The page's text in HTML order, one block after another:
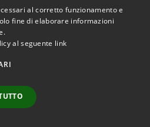
al corretto funzionamento e
fine di elaborare informazioni
al seguente link